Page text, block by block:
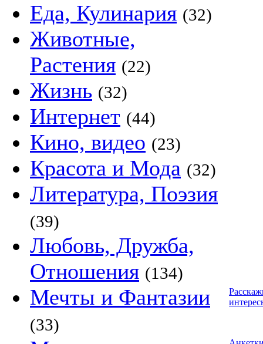
Еда, Кулинария (32)
Животные,
Растения (22)
Жизнь (32)
Интернет (44)
Кино, видео (23)
Красота и Мода (32)
Литература, Поэзия
(39)
Любовь, Дружба,
Отношения (134)
Мечты и Фантазии
(33)